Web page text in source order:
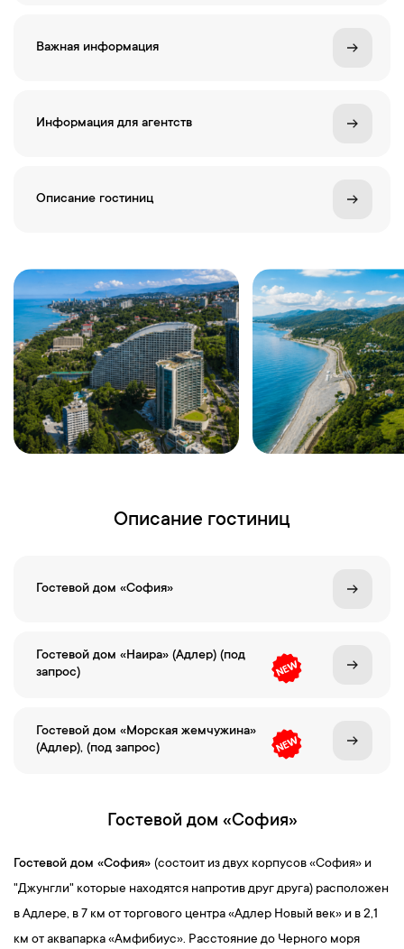
Важная информация
Информация для агентств
Описание гостиниц
Описание гостиниц
Гостевой дом «София»
Гостевой дом «Наира» (Адлер) (под
запрос)
Гостевой дом «Морская жемчужина»
(Адлер), (под запрос)
Гостевой дом «София»
Гостевой дом «София» (состоит из двух корпусов «София» и
"Джунгли" которые находятся напротив друг друга) расположен
в Адлере, в 7 км от торгового центра «Адлер Новый век» и в 2,1
км от аквапарка «Амфибиус». Расстояние до Черного моря